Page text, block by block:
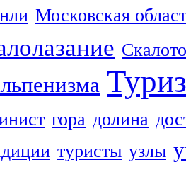
Московская
гора долина
туристы узлы